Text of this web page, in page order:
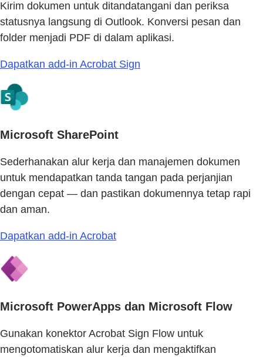
Kirim dokumen untuk ditandatangani dan periksa
statusnya langsung di Outlook. Konversi pesan dan
folder menjadi PDF di dalam aplikasi.
Dapatkan add-in Acrobat Sign
Microsoft SharePoint
Sederhanakan alur kerja dan manajemen dokumen
untuk mendapatkan tanda tangan pada perjanjian
dengan cepat — dan pastikan dokumennya tetap rapi
dan aman.
Dapatkan add-in Acrobat
Microsoft PowerApps dan Microsoft Flow
Gunakan konektor Acrobat Sign Flow untuk
mengotomatiskan alur kerja dan mengaktifkan